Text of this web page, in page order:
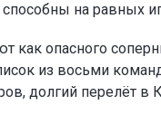
на равных
как опасного
из восьми
долгий перелёт в